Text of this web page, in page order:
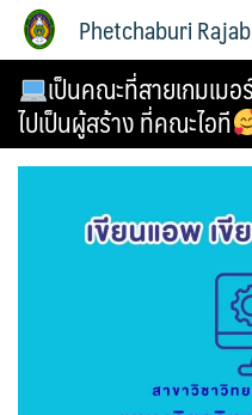
Phetchaburi
เป็นคณะที่สายเกมเม
ไปเป็นผู้สร้าง ที่คณะไอที